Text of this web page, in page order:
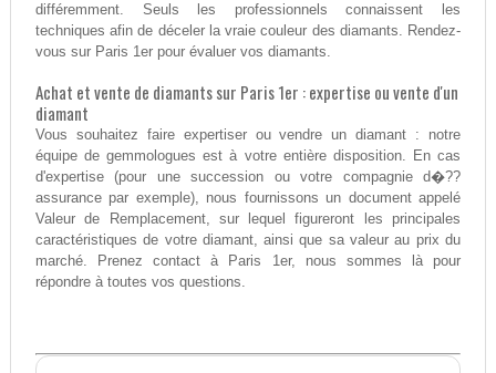
différemment. Seuls les professionnels connaissent les
techniques afin de déceler la vraie couleur des diamants. Rendez-
vous sur Paris 1er pour évaluer vos diamants.
Achat et vente de diamants sur Paris 1er : expertise ou vente d'un
diamant
Vous souhaitez faire expertiser ou vendre un diamant : notre
équipe de gemmologues est à votre entière disposition. En cas
d'expertise (pour une succession ou votre compagnie d�??
assurance par exemple), nous fournissons un document appelé
Valeur de Remplacement, sur lequel figureront les principales
caractéristiques de votre diamant, ainsi que sa valeur au prix du
marché. Prenez contact à Paris 1er, nous sommes là pour
répondre à toutes vos questions.